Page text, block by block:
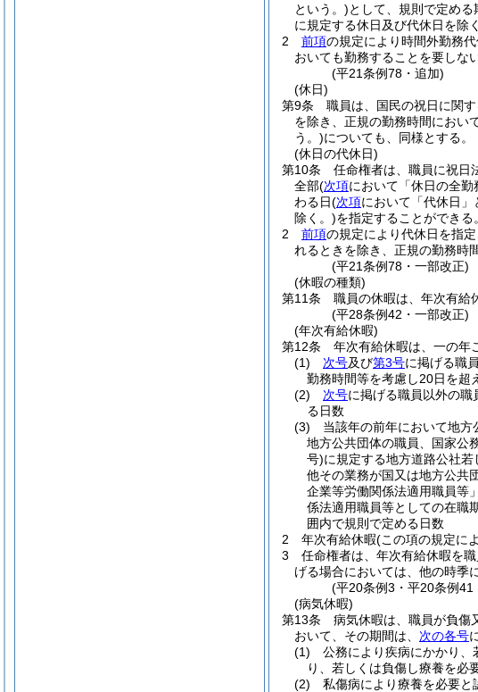
という。)として、規則で定める
に規定する休日及び代休日を除
2
前項の規定により時間外勤務
おいても勤務することを要しない
(平21条例78・追加)
(休日)
第9条
職員は、国民の祝日に関
を除き、正規の勤務時間におい
う。)についても、同様とする。
(休日の代休日)
第10条
任命権者は、職員に祝日
全部(次項において「休日の全
わる日(次項において「代休日」
除く。)を指定することができる。
2
前項の規定により代休日を指
れるときを除き、正規の勤務時
(平21条例78・一部改正)
(休暇の種類)
第11条
職員の休暇は、年次有給
(平28条例42・一部改正)
(年次有給休暇)
第12条
年次有給休暇は、一の年
(1)
次号及び第3号に掲げる職
勤務時間等を考慮し20日を超
(2)
次号に掲げる職員以外の
る日数
(3)
当該年の前年において地
地方公共団体の職員、国家公
号)に規定する地方道路公社
他その業務が国又は地方公共
企業等労働関係法適用職員等
係法適用職員等としての在職
囲内で規則で定める日数
2
年次有給休暇(この項の規定に
3
任命権者は、年次有給休暇を
げる場合においては、他の時季
(平20条例3・平20条例
(病気休暇)
第13条
病気休暇は、職員が負傷
おいて、その期間は、 次の各号
(1)
公務により疾病にかかり、
り、若しくは負傷し療養を
(2)
私傷病により療養を必要